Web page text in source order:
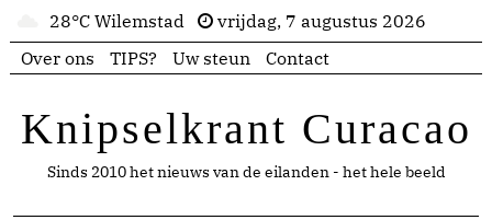
28°C Wilemstad
vrijdag, 7 augustus 2026
Over ons
TIPS? Uw steun Contact
Knipselkrant Curacao
Sinds 2010 het nieuws van de eilanden - het hele beeld